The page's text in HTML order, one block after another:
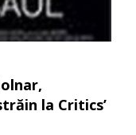
la Critics’